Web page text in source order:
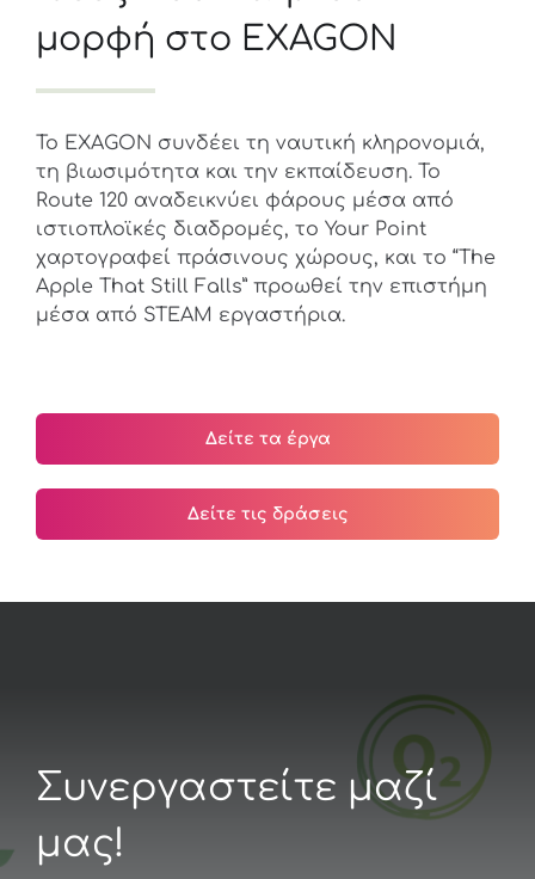
μορφή στο EXAGON
Το EXAGON συνδέει τη ναυτική κληρονομιά,
τη βιωσιμότητα και την εκπαίδευση. Το
Route 120 αναδεικνύει φάρους μέσα από
ιστιοπλοϊκές διαδρομές, το Your Point
χαρτογραφεί πράσινους χώρους, και το “The
Apple That Still Falls” προωθεί την επιστήμη
μέσα από STEAM εργαστήρια.
Δείτε τα έργα
Δείτε τις δράσεις
Συνεργαστείτε μαζί
μας!